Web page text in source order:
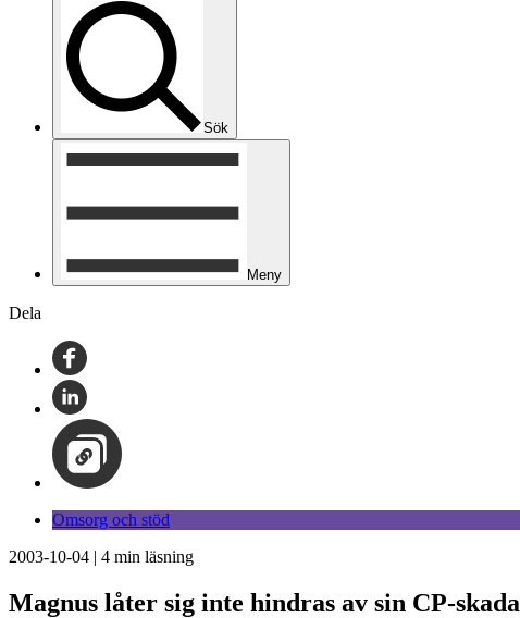
Sök
Meny
Dela
Omsorg och stöd
2003-10-04 | 4 min läsning
Magnus låter sig inte hindras av sin CP-skada